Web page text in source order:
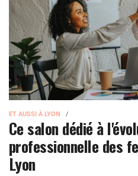
ET AUSSI À LYON
Ce salon dédié à
professionnelle des
Lyon